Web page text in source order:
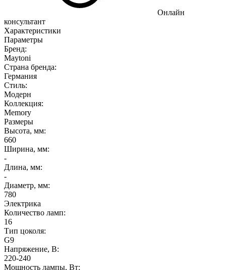
Онлайн
консультант
Характеристики
Параметры
Бренд:
Maytoni
Страна бренда:
Германия
Стиль:
Модерн
Коллекция:
Memory
Размеры
Высота, мм:
660
Ширина, мм:
-
Длина, мм:
-
Диаметр, мм:
780
Электрика
Количество ламп:
16
Тип цоколя:
G9
Напряжение, В:
220-240
Мощность лампы, Вт: